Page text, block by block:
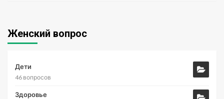
Женский вопрос
Дети
46 вопросов
Здоровье